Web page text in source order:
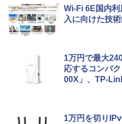
Wi-Fi 6E国内
入に向けた技
1万円で最大
応するコンパ
00X」、TP-
1万円を切り